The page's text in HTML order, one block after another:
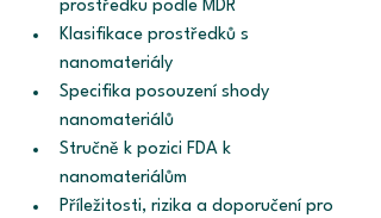
prostředku podle MDR
Klasifikace prostředků s
nanomateriály
Specifika posouzení shody
nanomateriálů
Stručně k pozici FDA k
nanomateriálům
Příležitosti, rizika a doporučení pro